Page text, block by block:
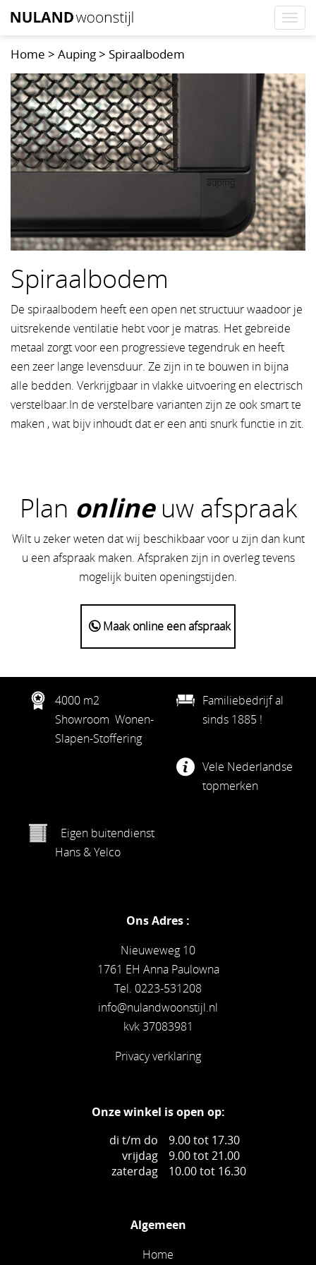
Home > Auping> Spiraalbodem
Spiraalbodem
De spiraalbodem heeft een open net structuur waadoor je
uitsrekende ventilatie hebt voor je matras. Het gebreide
metaal zorgt voor een progressieve tegendruk en heeft
een zeer lange levensduur. Ze zijn in te bouwen in bijna
alle bedden. Verkrijgbaar in vlakke uitvoering en electrisch
verstelbaar.In de verstelbare varianten zijn ze ook smart te
maken , wat bijv inhoudt dat er een anti snurk functie in zit.
Plan onlineuw afspraak
Wilt u zeker weten dat wij beschikbaar voor u zijn dan kunt
u een afspraak maken. Afspraken zijn in overleg tevens
mogelijk buiten openingstijden.
Maak online een afspraak
4000 m2
Showroom Wonen-
Slapen-Stoffering
Familiebedrijf al
sinds 1885 !
Vele Nederlandse
topmerken
Eigen buitendienst
Hans & Yelco
Ons Adres :
Nieuweweg 10
1761 EH Anna Paulowna
Tel. 0223-531208
info@nulandwoonstijl.nl
kvk 37083981
Privacy verklaring
Onze winkel is open op:
di t/m do
9.00 tot 17.30
vrijdag
9.00 tot 21.00
zaterdag
10.00 tot 16.30
Algemeen
Home